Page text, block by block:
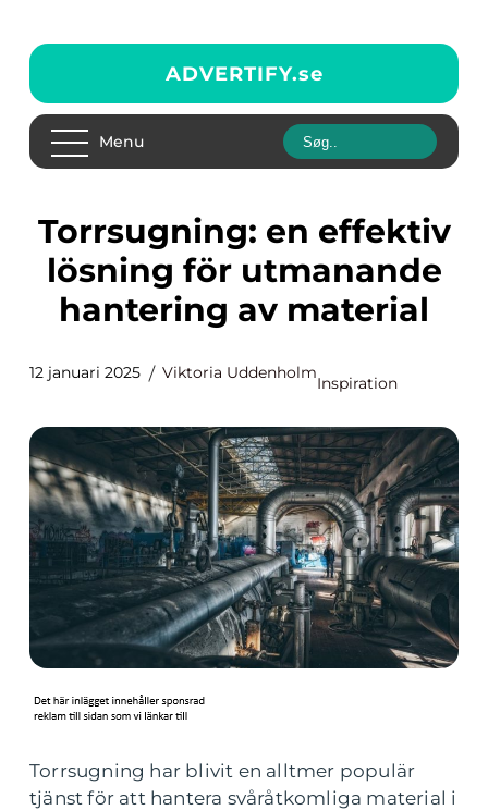
ADVERTIFY.se
Menu
Torrsugning: en effektiv
lösning för utmanande
hantering av material
12 januari 2025 Viktoria Uddenholm
Inspiration
Torrsugning har blivit en alltmer populär
tjänst för att hantera svåråtkomliga material i